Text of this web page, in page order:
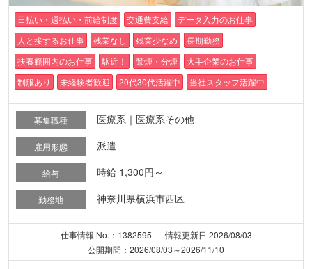
日払い・週払い・前給制度 交通費支給
データ入力のお仕事
人と接するお仕事
残業なし 残業少なめ
長期勤務
扶養範囲内のお仕事
駅近！ 禁煙・分煙
大手企業のお仕事
制服あり
未経験者歓迎 20代30代活躍中 当社スタッフ活躍中
募集職種 医療系｜医療系その他
雇用形態 派遣
給与 時給 1,300円～
勤務地 神奈川県横浜市西区
仕事情報 No.：1382595
情報更新日 2026/08/03
公開期間：2026/08/03～2026/11/10